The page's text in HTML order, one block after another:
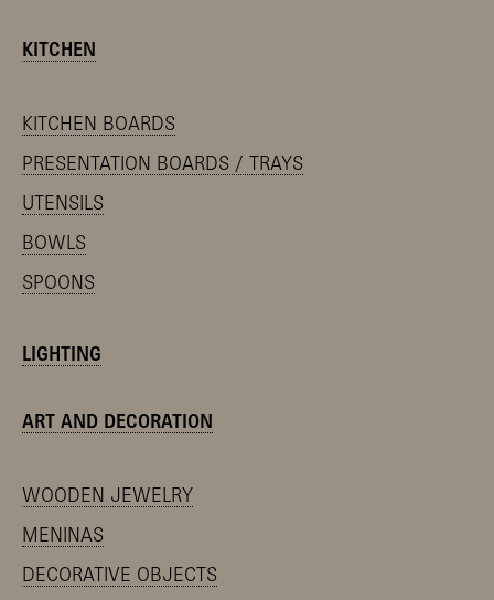
KITCHEN
KITCHEN BOARDS
PRESENTATION BOARDS / TRAYS
UTENSILS
BOWLS
SPOONS
LIGHTING
ART AND DECORATION
WOODEN JEWELRY
MENINAS
DECORATIVE OBJECTS